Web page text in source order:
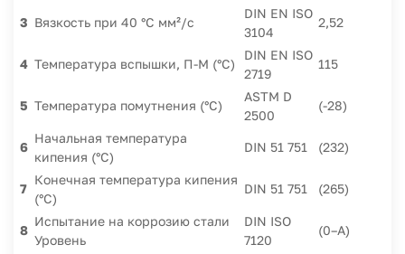
3 Вязкость при 40 °C мм²/с
DIN EN ISO
3104
2,52
4 Температура вспышки, П-М (°C)
DIN EN ISO
2719
115
5 Температура помутнения (°C)
ASTM D
2500
(-28)
6
Начальная температура
кипения (°C)
DIN 51 751 (232)
7
Конечная температура кипения
(°C)
DIN 51 751 (265)
8
Испытание на коррозию стали
Уровень
DIN ISO
7120
(0–А)